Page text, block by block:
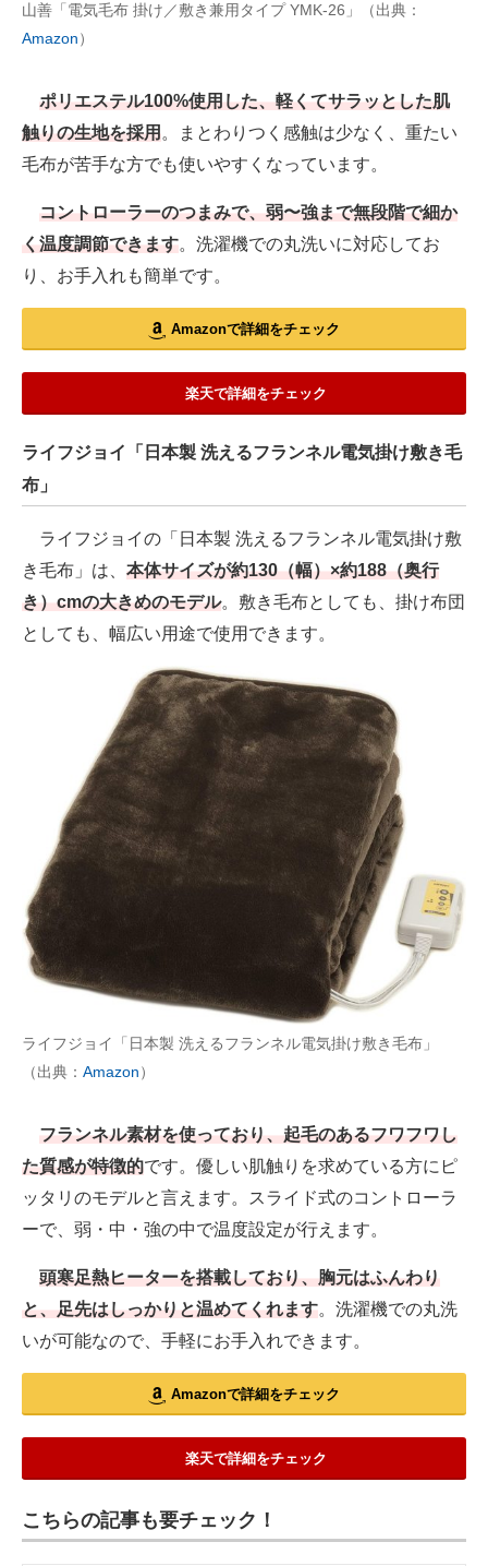
山善「電気毛布 掛け／敷き兼用タイプ YMK-26」（出典：
Amazon）
ポリエステル100%使用した、軽くてサラッとした肌
触りの生地を採用。まとわりつく感触は少なく、重たい
毛布が苦手な方でも使いやすくなっています。
コントローラーのつまみで、弱〜強まで無段階で細か
く温度調節できます。洗濯機での丸洗いに対応してお
り、お手入れも簡単です。
Amazonで詳細をチェック
楽天で詳細をチェック
ライフジョイ「日本製 洗えるフランネル電気掛け敷き毛
布」
ライフジョイの「日本製 洗えるフランネル電気掛け敷
き毛布」は、 本体サイズが約130（幅）×約188（奥行
き）cmの大きめのモデル。敷き毛布としても、掛け布団
としても、幅広い用途で使用できます。
ライフジョイ「日本製 洗えるフランネル電気掛け敷き毛布」
（出典： Amazon）
フランネル素材を使っており、起毛のあるフワフワし
た質感が特徴的です。優しい肌触りを求めている方にピ
ッタリのモデルと言えます。スライド式のコントローラ
ーで、弱・中・強の中で温度設定が行えます。
頭寒足熱ヒーターを搭載しており、胸元はふんわり
と、足先はしっかりと温めてくれます。洗濯機での丸洗
いが可能なので、手軽にお手入れできます。
Amazonで詳細をチェック
楽天で詳細をチェック
こちらの記事も要チェック！